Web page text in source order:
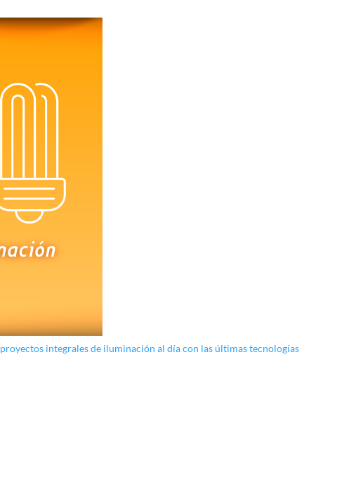
integrales de iluminación al día con las últimas tecnologías